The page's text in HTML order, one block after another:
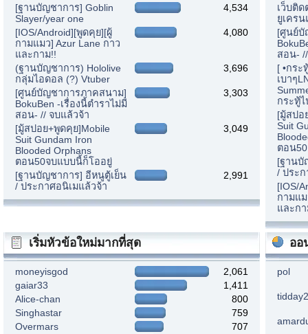
[ฐานบัญชาการ] Goblin
Slayer/year one
4,534
[IOS/Android][พูดคุย][ผู้
กามแมว] Azur Lane กาว
และกาม!!
4,080
(ฐานบัญชาการ) Hololive
กลุ่มไอดอล (?) Vtuber
3,696
[ศูนย์บัญชาการภาคสนาม]
BokuBen -เรื่องนี้ตำราไม่มี
สอน- // จบแล้วจ้า
3,303
[มู้สปอย+พูดคุย]Mobile
Suit Gundam Iron
Blooded Orphans
ตอน50จบแบบนี้ก็โออยู่
3,049
[ฐานบัญชาการ] อีหนูตู้เย็น
/ ประกาศอนิเมแล้วจ้า
2,991
เว็บติ
ยูเคร
[ศูนย์บั
สอน-
[ •กระ
เบาๆ
กระทู้
[มู้สปอ
Suit
ตอน
[ฐานบั
/ ประ
[IOS/
กามแม
และก
เริ่มหัวข้อใหม่มากที่สุด
moneyisgod
2,061
gaiar33
1,411
Alice-chan
800
Singhastar
759
Overmars
707
ออ
pol